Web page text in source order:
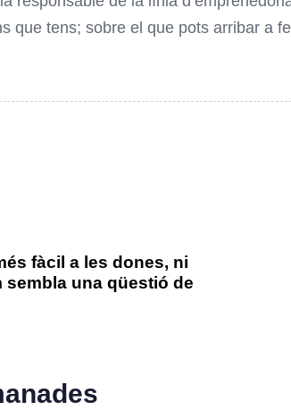
que tens; sobre el que pots arribar a
fàcil a les dones, ni
sembla una qüestió de